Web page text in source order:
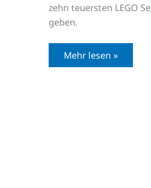
zehn teuersten LEGO
geben.
Mehr lesen »